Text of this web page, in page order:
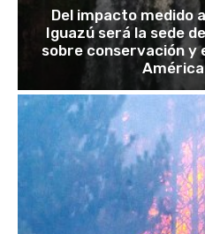
Del impacto medido
Iguazú será la sede
sobre conservación y